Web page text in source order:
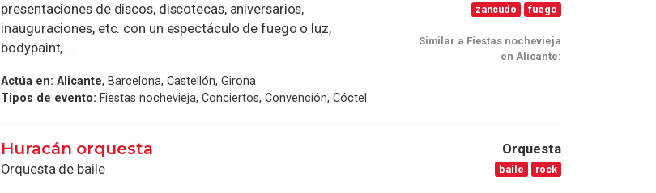
presentaciones de discos, discotecas, aniversarios,
inauguraciones, etc. con un espectáculo de fuego o luz,
bodypaint, ...
Actúa en: Alicante, Barcelona, Castellón, Girona
Tipos de evento: Fiestas nochevieja, Conciertos, Convención, Cóctel
zancudo
fuego
Similar a Fiestas nochevieja
en Alicante:
Huracán orquesta
Orquesta de baile
Orquesta
baile rock